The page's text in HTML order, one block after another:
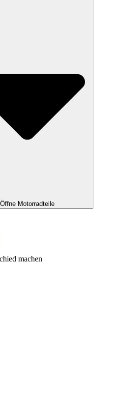
Öffne Motorradteile
machen